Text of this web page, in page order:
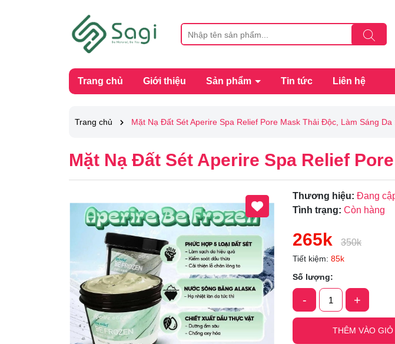
Trang chủ Giới thiệu Sản phẩm Tin tức Liên hệ
Trang chủ Mặt Nạ Đất Sét Aperire Spa Relief Pore Mask Thải Độc, Làm Sáng Da
Mặt Nạ Đất Sét Aperire Spa Relief
Thương hiệu: Đang
Tình trạng: Còn hàng
265k 350k
Tiết kiệm: 85k
Số lượng:
- +
THÊM VÀO GIỎ
Điều kiện: